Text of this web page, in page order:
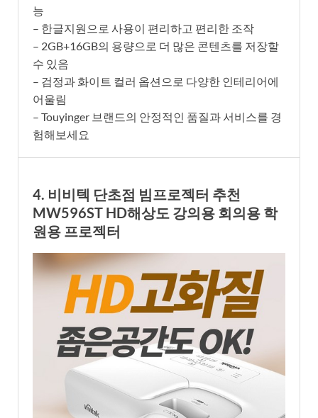
능
– 한글지원으로 사용이 편리하고 편리한 조작
– 2GB+16GB의 용량으로 더 많은 콘텐츠를 저장할
수 있음
– 검정과 화이트 컬러 옵션으로 다양한 인테리어에
어울림
– Touyinger 브랜드의 안정적인 품질과 서비스를 경
험해보세요
4. 비비텍 단초점 빔프로젝터 추천
MW596ST HD해상도 강의용 회의용 학
원용 프로젝터